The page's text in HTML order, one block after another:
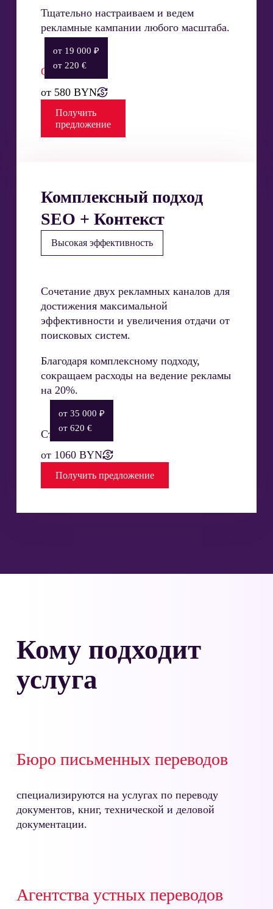
Тщательно настраиваем и ведем
рекламные кампании любого масштаба.
Стоимость:
от 580 BYN
от 19 000 ₽
от 220 €
Получить
предложение
Комплексный подход
SEO + Контекст
Высокая эффективность
Сочетание двух рекламных каналов для
достижения максимальной
эффективности и увеличения отдачи от
поисковых систем.
Благодаря комплексному подходу,
сокращаем расходы на ведение рекламы
на 20%.
Стоимость:
от 1060 BYN
от 35 000 ₽
от 620 €
Получитьпредложение
Кому подходит
услуга
Бюро письменных переводов
специализируются на услугах по переводу
документов, книг, технической и деловой
документации.
Агентства устных переводов